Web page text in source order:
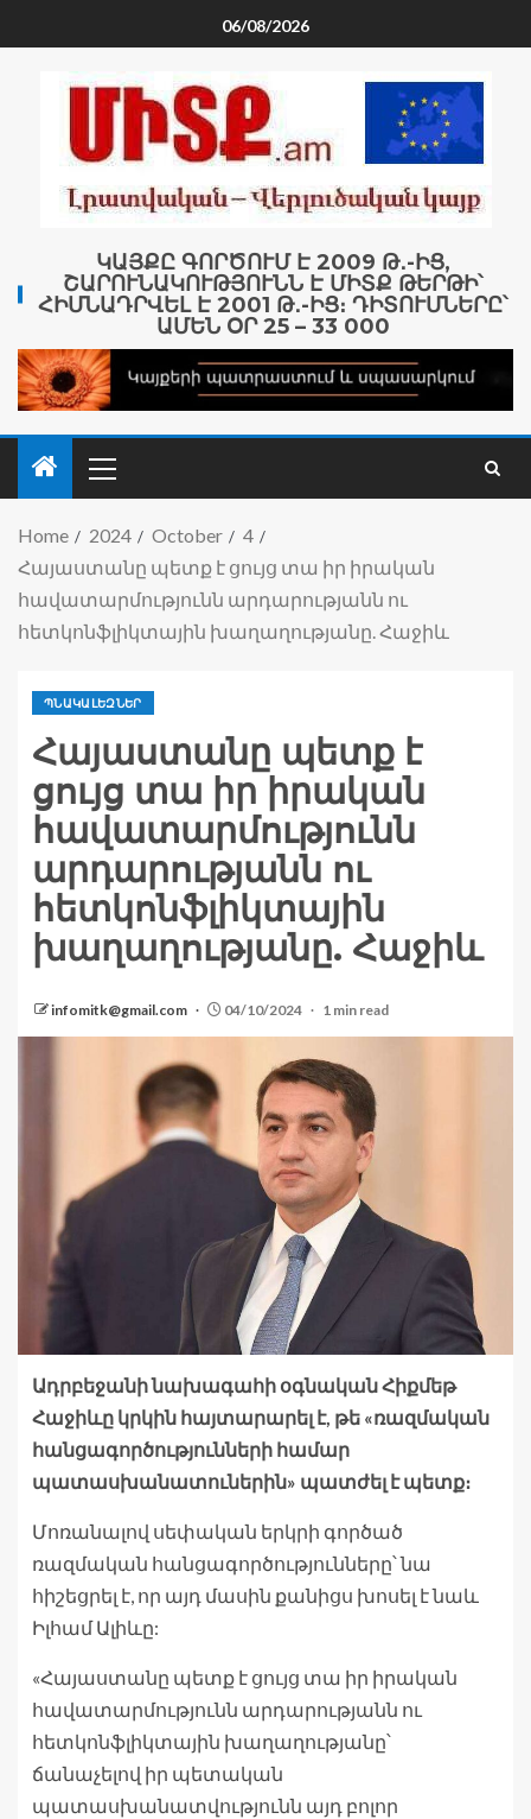
06/08/2026
ԿԱՅՔԸ ԳՈՐԾՈՒՄ Է 2009 Թ․-ԻՑ,
ՇԱՐՈՒՆԱԿՈՒԹՅՈՒՆՆ Է ՄԻՏՔ ԹԵՐԹԻ՝
ՀԻՄՆԱԴՐՎԵԼ Է 2001 Թ․-ԻՑ։ ԴԻՏՈՒՄՆԵՐԸ՝
ԱՄԵՆ ՕՐ 25 – 33 000
Home 2024 October
4
Հայաստանը պետք է ցույց տա իր իրական
հավատարմությունն արդարությանն ու
հետկոնֆլիկտային խաղաղությանը. Հաջիև
ՊՆԱԿԱԼԵԶՆԵՐ
Հայաստանը պետք է
ցույց տա իր իրական
հավատարմությունն
արդարությանն ու
հետկոնֆլիկտային
խաղաղությանը. Հաջիև
infomitk@gmail.com 04/10/2024 1 min read
Ադրբեջանի նախագահի օգնական Հիքմեթ
Հաջիևը կրկին հայտարարել է, թե «ռազմական
հանցագործությունների համար
պատասխանատուներին» պատժել է պետք։
Մոռանալով սեփական երկրի գործած
ռազմական հանցագործությունները՝ նա
հիշեցրել է, որ այդ մասին քանիցս խոսել է նաև
Իլհամ Ալիևը:
«Հայաստանը պետք է ցույց տա իր իրական
հավատարմությունն արդարությանն ու
հետկոնֆլիկտային խաղաղությանը՝
ճանաչելով իր պետական
պատասխանատվությունն այդ բոլոր